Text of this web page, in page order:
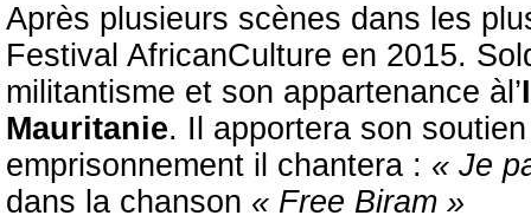
Après plusieurs scènes dans les
Festival AfricanCulture en 2015.
militantisme et son appartenance àl’
Mauritanie. Il apportera son
emprisonnement il chantera : « Je
dans la chanson « Free Biram »